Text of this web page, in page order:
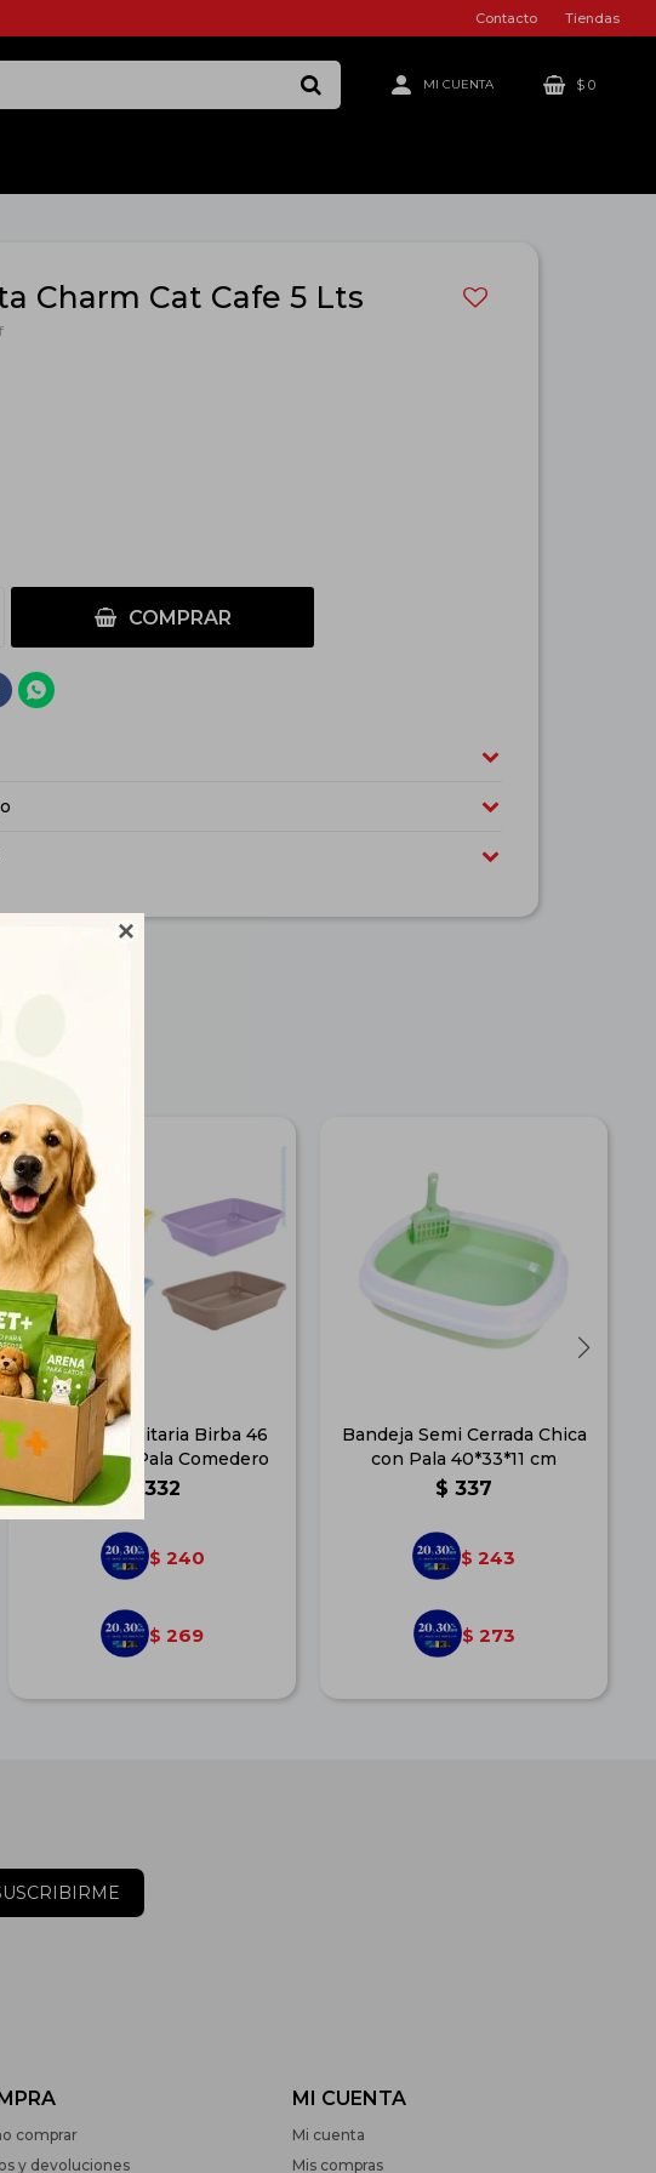

$ 0
Contacto Tiendas
Charm Cat Cafe 5 Lts
COMPRAR

Bandeja Sanitaria Birba 46
cm Combo Pala Comedero
$ 332
$ 240
$ 269
Bandeja Semi Cerrada Chica
con Pala 40*33*11 cm
$ 337
$ 243
$ 273
comprar
y devoluciones
MI CUENTA
Mi cuenta
Mis compras